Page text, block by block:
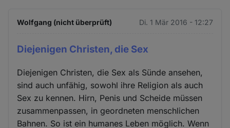
Wolfgang (nicht überprüft) Di. 1 Mär 2016 - 12:27
Diejenigen Christen, die Sex
Diejenigen Christen, die Sex als Sünde ansehen,
sind auch unfähig, sowohl ihre Religion als auch
Sex zu kennen. Hirn, Penis und Scheide müssen
zusammenpassen, in geordneten menschlichen
Bahnen. So ist ein humanes Leben möglich. Wenn